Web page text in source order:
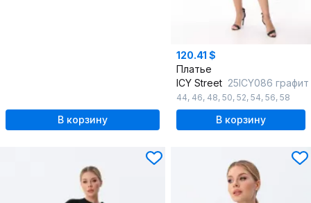
В корзину
120.41 $
Платье
ICY Street 25ICY086 графит
44, 46, 48, 50, 52, 54, 56, 58
В корзину